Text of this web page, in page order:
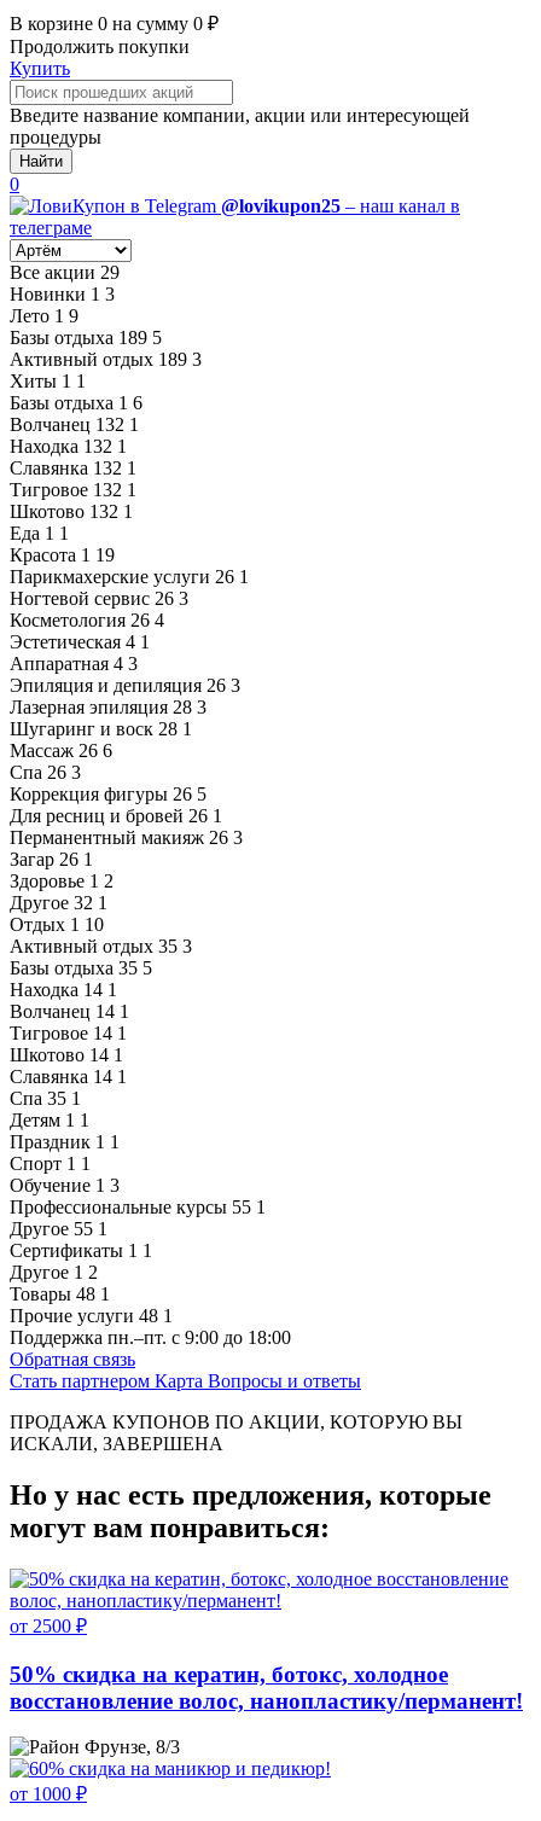
В корзине 0 на сумму 0 ₽
Продолжить покупки
Купить
Введите название компании, акции или интересующей
процедуры
Найти
0
@lovikupon25 – наш канал в
телеграме
Все акции 29
Новинки 1 3
Лето 1 9
Базы отдыха 189 5
Активный отдых 189 3
Хиты 1 1
Базы отдыха 1 6
Волчанец 132 1
Находка 132 1
Славянка 132 1
Тигровое 132 1
Шкотово 132 1
Еда 1 1
Красота 1 19
Парикмахерские услуги 26 1
Ногтевой сервис 26 3
Косметология 26 4
Эстетическая 4 1
Аппаратная 4 3
Эпиляция и депиляция 26 3
Лазерная эпиляция 28 3
Шугаринг и воск 28 1
Массаж 26 6
Спа 26 3
Коррекция фигуры 26 5
Для ресниц и бровей 26 1
Перманентный макияж 26 3
Загар 26 1
Здоровье 1 2
Другое 32 1
Отдых 1 10
Активный отдых 35 3
Базы отдыха 35 5
Находка 14 1
Волчанец 14 1
Тигровое 14 1
Шкотово 14 1
Славянка 14 1
Спа 35 1
Детям 1 1
Праздник 1 1
Спорт 1 1
Обучение 1 3
Профессиональные курсы 55 1
Другое 55 1
Сертификаты 1 1
Другое 1 2
Товары 48 1
Прочие услуги 48 1
Поддержка пн.–пт. с 9:00 до 18:00
Обратная связь
Стать партнером Карта Вопросы и ответы
ПРОДАЖА КУПОНОВ ПО АКЦИИ, КОТОРУЮ ВЫ
ИСКАЛИ, ЗАВЕРШЕНА
Но у нас есть предложения, которые
могут вам понравиться:
от 2500 ₽
50% скидка на кератин, ботокс, холодное
восстановление волос, нанопластику/перманент!
Фрунзе, 8/3
от 1000 ₽